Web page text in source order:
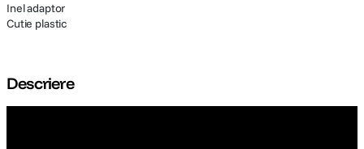
Inel adaptor
Cutie plastic
Descriere